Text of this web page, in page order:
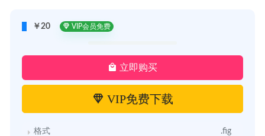
￥20 VIP会员免费
立即购买
VIP免费下载
格式 .fig